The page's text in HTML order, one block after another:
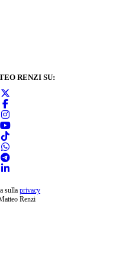
RENZI SU:
sulla privacy
Renzi